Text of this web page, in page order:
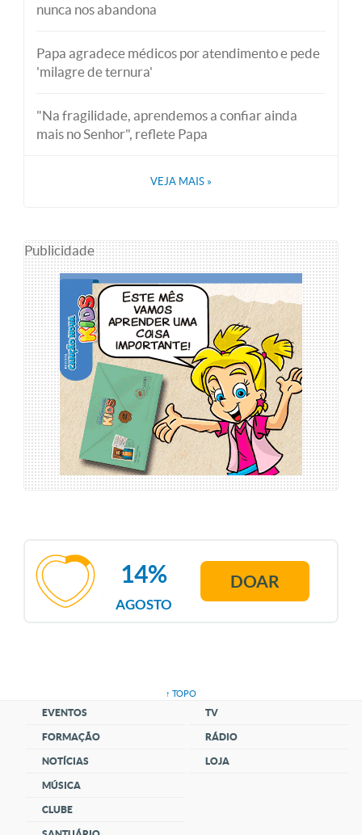
nunca nos abandona
Papa agradece médicos por atendimento e pede
'milagre de ternura'
"Na fragilidade, aprendemos a confiar ainda
mais no Senhor", reflete Papa
VEJA MAIS »
Publicidade
AGOSTO
14% DOAR
↑ TOPO
EVENTOS
FORMAÇÃO
NOTÍCIAS
MÚSICA
CLUBE
TV
RÁDIO
LOJA